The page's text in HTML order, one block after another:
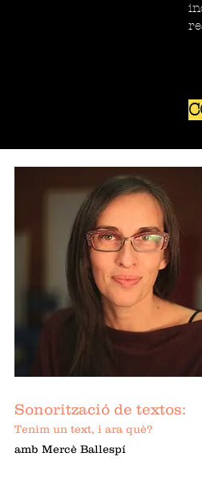
Sonorització de textos:
Tenim un text, i ara què?
amb Mercè Ballespí